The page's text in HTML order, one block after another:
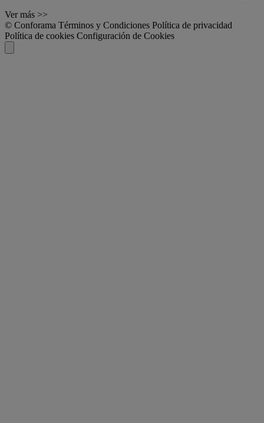
Ver más >>
© Conforama Términos y Condiciones Política de privacidad
Política de cookies Configuración de Cookies